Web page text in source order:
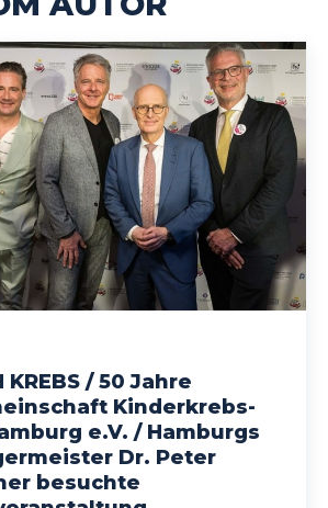
KREBS / 50 Jahre
Kinderkrebs-
e.V. / Hamburgs
Dr. Peter
besuchte